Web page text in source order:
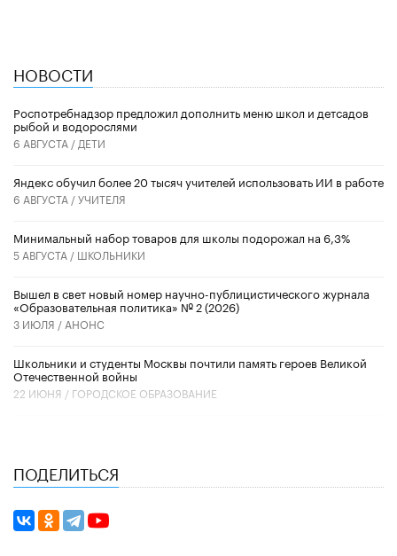
НОВОСТИ
Роспотребнадзор предложил дополнить меню школ и детсадов
рыбой и водорослями
6 АВГУСТА / ДЕТИ
​Яндекс обучил более 20 тысяч учителей использовать ИИ в работе
6 АВГУСТА /УЧИТЕЛЯ
Минимальный набор товаров для школы подорожал на 6,3%
5 АВГУСТА / ШКОЛЬНИКИ
Вышел в свет новый номер научно-публицистического журнала
«Образовательная политика» № 2 (2026)
3 ИЮЛЯ / АНОНС
Школьники и студенты Москвы почтили память героев Великой
Отечественной войны
22 ИЮНЯ / ГОРОДСКОЕ ОБРАЗОВАНИЕ
ПОДЕЛИТЬСЯ